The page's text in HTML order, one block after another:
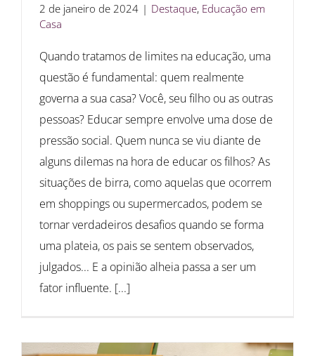
2 de janeiro de 2024 | Destaque, Educação em
Casa
Quando tratamos de limites na educação, uma
questão é fundamental: quem realmente
governa a sua casa? Você, seu filho ou as outras
pessoas? Educar sempre envolve uma dose de
pressão social. Quem nunca se viu diante de
alguns dilemas na hora de educar os filhos? As
situações de birra, como aquelas que ocorrem
em shoppings ou supermercados, podem se
tornar verdadeiros desafios quando se forma
uma plateia, os pais se sentem observados,
julgados... E a opinião alheia passa a ser um
fator influente. [...]